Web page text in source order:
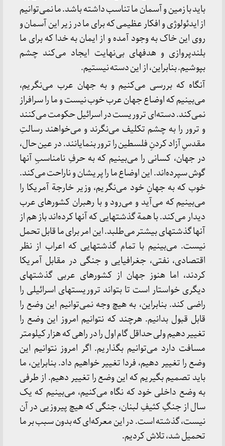
باید با زمین‌ و آسمان‌ ما تناسب‌ داشته‌ باشد. ما نمی‌توانیم‌
از ایدئولوژی‌ و افکار عظیمی‌ که‌ برای‌ ما در زیر این‌ آسمان‌ و
روی‌ این‌ خاک‌ به‌ وجود آمده‌ و از ایمان‌ به‌ خدا که‌ برای‌ ما
بلندپروازی‌ و هدفهای‌ بی‌نهایت‌ ایجاد می‌کند چشم‌
بپوشیم‌. بنابراین‌، از این‌ دسته‌ نیستیم‌.
آنگاه‌ که‌ بررسی‌ می‌کنیم‌ و به‌ جهان‌ عرب‌ می‌نگریم‌،
می‌بینیم‌ که‌ اوضاع‌ جهان‌ عرب‌ خوب‌ نیست‌ و ما را سرافراز
نمی‌کند. دسته‌ای‌ تروریست‌ در اسرائیل‌ حکومت‌ می‌کنند
و ترور را به‌ چشم‌ تکلیف‌ می‌نگرند و می‌خواهند رسالتِ
مقدسِ آزاد کردنِ فلسطین‌ را ترور بنمایانند. در عین‌ حال‌،
در جهان‌، کسانی‌ را می‌بینیم‌ که‌ به‌ حرفِ نامناسبِ آنها
گوش‌ سپرده‌اند. این‌ اوضاع‌ ما را پریشان‌ و ناراحت‌ می‌کند.
خوب‌ که‌ به‌ جهانِ خود می‌نگریم‌، وزیر خارجة‌ آمریکا را
می‌بینیم‌ که‌ می‌آید و می‌رود و با رهبران‌ کشورهای‌ عرب‌
دیدار می‌کند. با همة‌ گذشتهایی‌ که‌ آنها کرده‌اند باز هم‌ از
آنها گذشتهای‌ بیشتر می‌طلبد. این‌ امر برای‌ ما قابل‌ تحمل‌
نیست‌. می‌بینیم‌ با تمام‌ گذشتهایی‌ که‌ اعراب‌ از نظر
اقتصادی‌، نفتی‌، جغرافیایی‌ و جنگی‌ در مقابل‌ آمریکا
کردند، اما هنوز جهان‌ از کشورهای‌ عربی‌ گذشتهای‌
دیگری‌ خواستار است‌ تا بتواند تروریستهای‌ اسرائیلی‌ را
راضی‌ کند. بنابراین‌، به‌ هیچ‌ وجه‌ نمی‌توانیم‌ این‌ وضع‌ را
قابل‌ قبول‌ بدانیم‌. هرچند که‌ نتوانیم‌ امروز این‌ وضع‌ را
تغییر دهیم‌ ولی‌ حداقل‌ گام‌ اول‌ را در راهی‌ که‌ هزار کیلومتر
مسافت‌ دارد می‌توانیم‌ بگذاریم‌. اگر امروز نتوانیم‌ این‌
وضع‌ را تغییر دهیم‌، فردا تغییر خواهیم‌ داد. بنابراین‌، ما
باید تصمیم‌ بگیریم‌ که‌ این‌ وضع‌ را تغییر دهیم‌. از طرفی‌
به‌ وضع‌ داخلی‌ خود که‌ نگاه‌ می‌کنیم‌، می‌بینیم‌ که‌ یک‌
سال‌ از جنگِ کثیفِ لبنان‌، جنگی‌ که‌ هیچ‌ پیروزیی‌ در آن‌
نیست‌، گذشته‌ است‌. در این‌ معرکه‌ای‌ که‌ بدون‌ سبب‌ بر ما
تحمیل‌ شد، تلاش‌ کردیم‌.